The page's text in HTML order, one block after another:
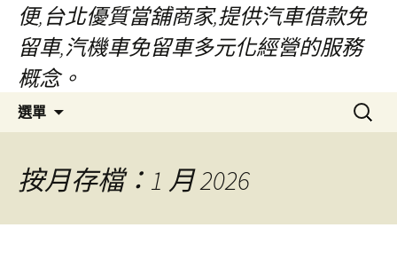
便,台北優質當舖商家,提供汽車借款免
留車,汽機車免留車多元化經營的服務
概念。
選單
容
搜
尋
按月存檔：1 月 2026